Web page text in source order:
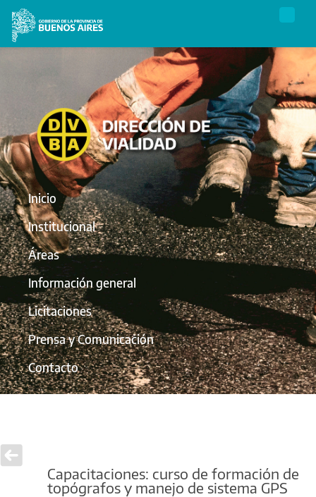
Inicio
Institucional
Áreas
Información general
Licitaciones
Prensa y Comunicación
Contacto
Capacitaciones: curso de formación de
topógrafos y manejo de sistema GPS